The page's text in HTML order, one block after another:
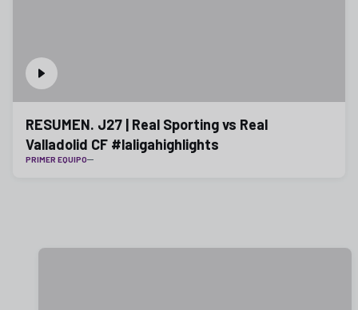
RESUMEN. J27 | Real Sporting vs Real
Valladolid CF #laligahighlights
PRIMER EQUIPO